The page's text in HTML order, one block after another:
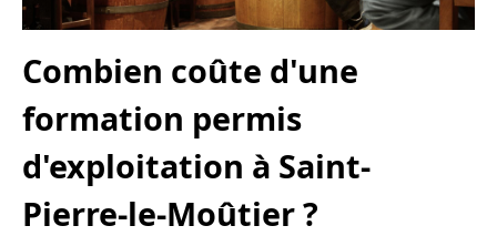
Combien coûte d'une
formation permis
d'exploitation à Saint-
Pierre-le-Moûtier ?